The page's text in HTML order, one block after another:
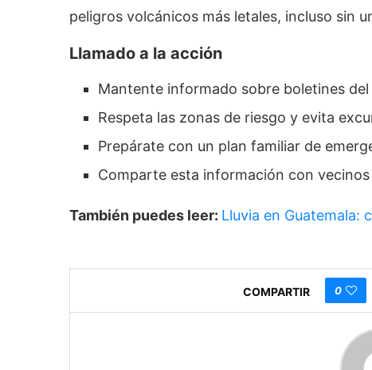
peligros volcánicos más letales, incluso sin
Llamado a la acción
Mantente informado sobre boletines del
Respeta las zonas de riesgo y evita
Prepárate con un plan familiar de
Comparte esta información con
También puedes leer: Lluvia en Guatemala:
COMPARTIR 0